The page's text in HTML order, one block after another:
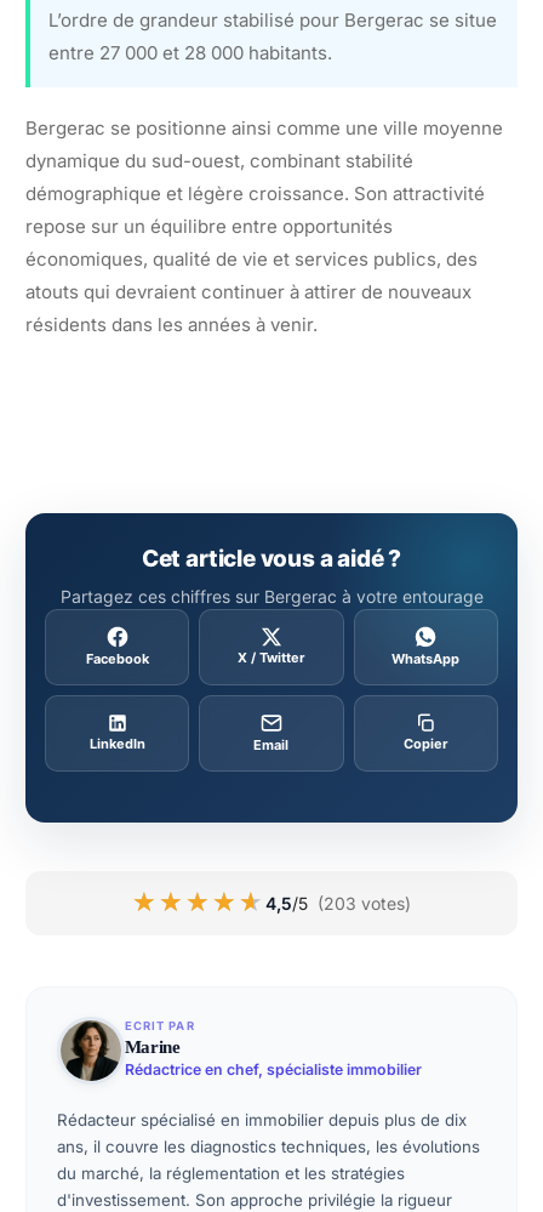
L’ordre de grandeur stabilisé pour Bergerac se situe
entre 27 000 et 28 000 habitants.
Bergerac se positionne ainsi comme une ville moyenne
dynamique du sud-ouest, combinant stabilité
démographique et légère croissance. Son attractivité
repose sur un équilibre entre opportunités
économiques, qualité de vie et services publics, des
atouts qui devraient continuer à attirer de nouveaux
résidents dans les années à venir.
Cet article vous a aidé ?
Partagez ces chiffres sur Bergerac à votre entourage
Facebook X / Twitter WhatsApp
LinkedIn Email Copier
★★★★★
★★★★★ 4,5/5 (203 votes)
ECRIT PAR
Marine
Rédactrice en chef, spécialiste immobilier
Rédacteur spécialisé en immobilier depuis plus de dix
ans, il couvre les diagnostics techniques, les évolutions
du marché, la réglementation et les stratégies
d'investissement. Son approche privilégie la rigueur